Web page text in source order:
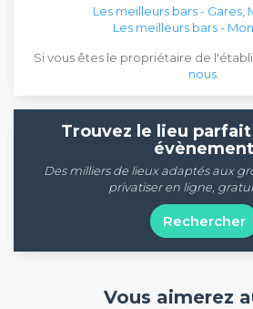
Les meilleurs bars - Gares,
Les meilleurs bars -
Si vous êtes le propriétaire de
nous
Trouvez le lieu
évènement
Des milliers de lieux adaptés aux
privatiser en ligne,
Rechercher
Vous aimerez